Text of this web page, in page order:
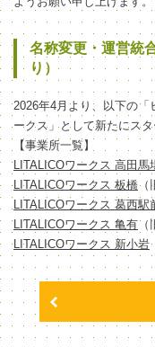
名称変更・運営統
り）
2026年4月より、以下の「
ークス」として新たにス
【事業所一覧】
LITALICOワークス 高田馬
LITALICOワークス 板橋（
LITALICOワークス 葛西駅
LITALICOワークス 亀有（
LITALICOワークス 新小岩